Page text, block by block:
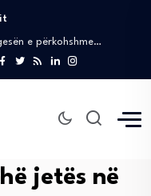
pjesë e pritjes…
e përkohshme…
gabimet…
partner tonë…
pjesë e pritjes…
gabimet…
partner tonë…
jetës në